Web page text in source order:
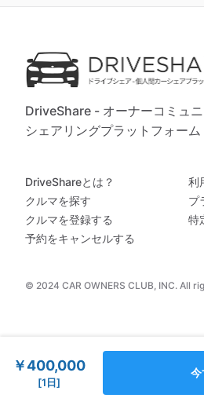
￥400,000
[1日]
今
DriveShare - オーナーコミュ
シェアリングプラットフォーム
© 2024 CAR OWNERS CLUB, INC. All
DriveShareとは？
クルマを探す
クルマを登録する
予約をキャンセルする
利
プ
特